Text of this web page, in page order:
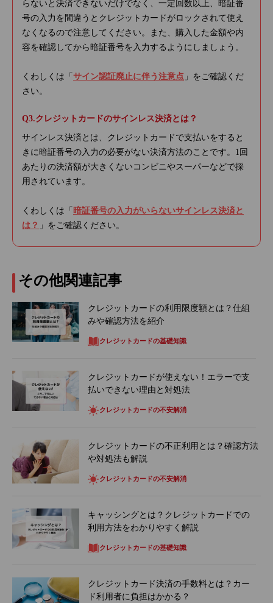
らないと決済できないだけでなく、一定回数以上、暗証番
号の入力を間違うとクレジットカードがロックされて使え
なくなるので注意してください。また、購入した金額や内
容を確認してから暗証番号を入力するようにしましょう。
くわしくは「 サイン認証廃止に伴う注意点 」をご確認くだ
さい。
クレジットカードのサインレス決済とは？
サインレス決済とは、クレジットカードで支払いをすると
きに暗証番号の入力の必要がない決済方法のことです。1回
あたりの決済額が大きくないコンビニやスーパーなどで採
用されています。
くわしくは「 暗証番号の入力がいらないサインレス決済と
は？ 」をご確認ください。
その他関連記事
クレジットカードの利用限度額とは？仕組
みや確認方法を紹介
クレジットカードの基礎知識
クレジットカードが使えない！エラーで支
払いできない理由と対処法
クレジットカードの不安解消
クレジットカードの不正利用とは？確認方法
や対処法も解説
クレジットカードの不安解消
キャッシングとは？クレジットカードでの
利用方法をわかりやすく解説
クレジットカードの基礎知識
クレジットカード決済の手数料とは？カー
ド利用者に負担はかかる？